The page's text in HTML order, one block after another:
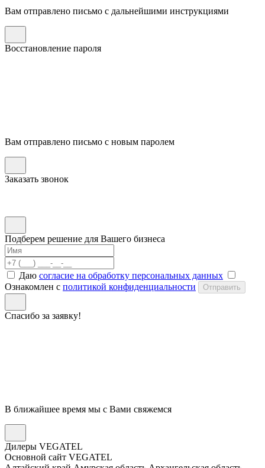
Вам отправлено письмо с дальнейшими инструкциями
Восстановление пароля
Вам отправлено письмо с новым паролем
Заказать звонок
Подберем решение для Вашего бизнеса
Даю согласие на обработку персональных данных
Ознакомлен с политикой конфиденциальности Отправить
Спасибо за заявку!
В ближайшее время мы с Вами свяжемся
Дилеры VEGATEL
Основной сайт VEGATEL